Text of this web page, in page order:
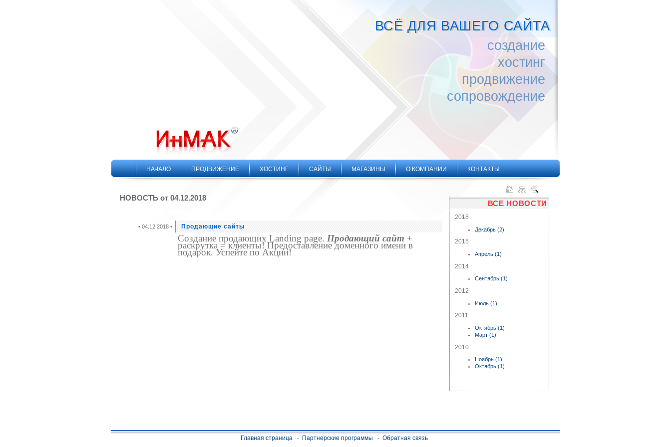
ВСЁ ДЛЯ ВАШЕГО САЙТА
создание
хостинг
продвижение
сопровождение
НАЧАЛО ПРОДВИЖЕНИЕ ХОСТИНГ САЙТЫ МАГАЗИНЫ О КОМПАНИИ КОНТАКТЫ
НОВОСТЬ от 04.12.2018
• 04.12.2018 • Продающие сайты
Создание продающих Landing page. Продающий сайт +
раскрутка = клиенты! Предоставление доменного имени в
подарок. Успейте по Акции!
ВСЕ НОВОСТИ
2018
Декабрь (2)
2015
Апрель (1)
2014
Сентябрь (1)
2012
Июль (1)
2011
Октябрь (1)
Март (1)
2010
Ноябрь (1)
Октябрь (1)
Главная страница- Партнерские программы - Обратная связь